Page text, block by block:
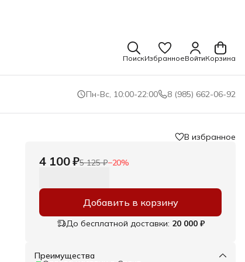
ПоискИзбранноеВойтиКорзина
Пн-Вс, 10:00-22:00 8 (985) 662-06-92
В избранное
4 100 ₽5 125 ₽−20%
Добавить в корзину
До бесплатной доставки: 20 000 ₽
Преимущества